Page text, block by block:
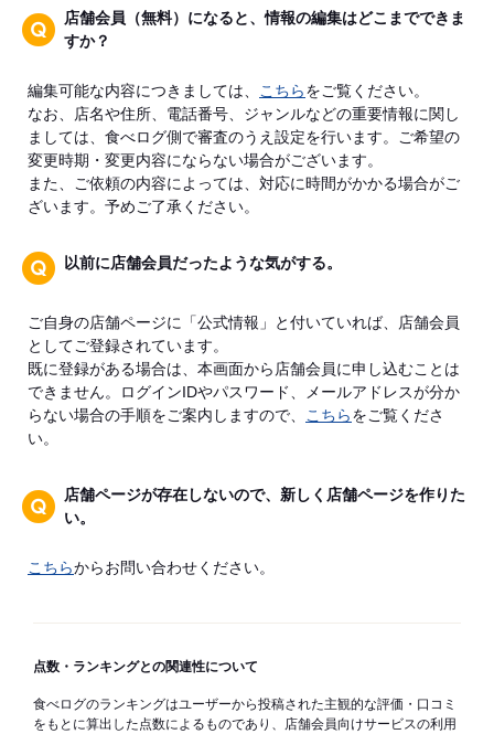
店舗会員（無料）になると、情報の編集はどこまでできま
すか？
編集可能な内容につきましては、 こちらをご覧ください。
なお、店名や住所、電話番号、ジャンルなどの重要情報に関し
ましては、食べログ側で審査のうえ設定を行います。ご希望の
変更時期・変更内容にならない場合がございます。
また、ご依頼の内容によっては、対応に時間がかかる場合がご
ざいます。予めご了承ください。
以前に店舗会員だったような気がする。
ご自身の店舗ページに「公式情報」と付いていれば、店舗会員
としてご登録されています。
既に登録がある場合は、本画面から店舗会員に申し込むことは
できません。ログインIDやパスワード、メールアドレスが分か
らない場合の手順をご案内しますので、
こちらをご覧くださ
い。
店舗ページが存在しないので、新しく店舗ページを作りた
い。
こちらからお問い合わせください。
点数・ランキングとの関連性について
食べログのランキングはユーザーから投稿された主観的な評価・口コミ
をもとに算出した点数によるものであり、店舗会員向けサービスの利用